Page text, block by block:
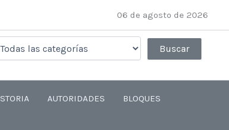
06 de agosto de 2026
AUTORIDADES BLOQUES